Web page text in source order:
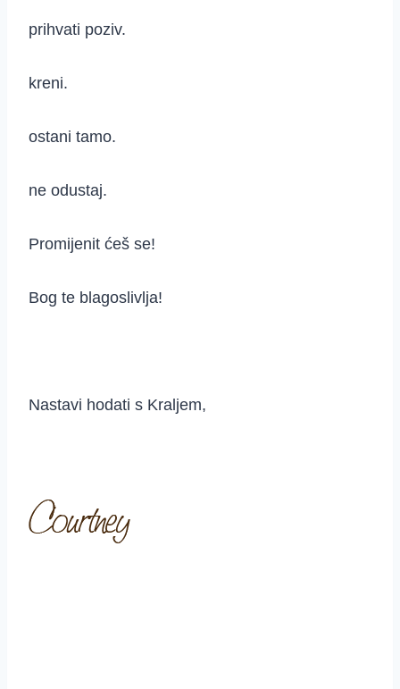
prihvati poziv.
kreni.
ostani tamo.
ne odustaj.
Promijenit ćeš se!
Bog te blagoslivlja!
Nastavi hodati s Kraljem,